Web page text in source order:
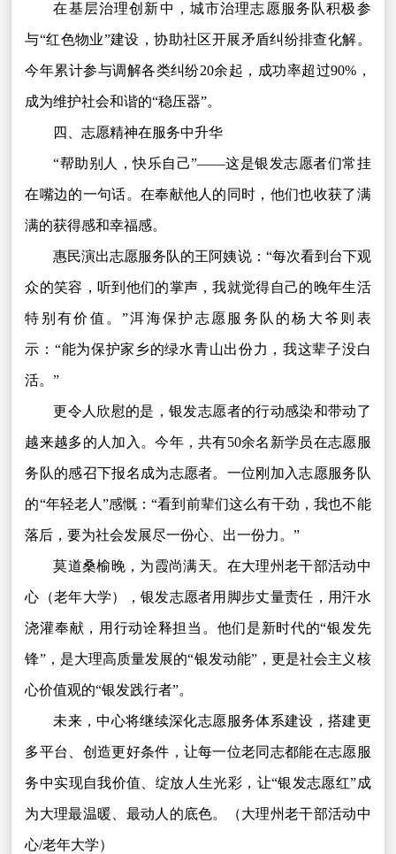
在基层治理创新中，城市治理志愿服务队积极参
与“红色物业”建设，协助社区开展矛盾纠纷排查化解。
今年累计参与调解各类纠纷20余起，成功率超过90%，
成为维护社会和谐的“稳压器”。
四、志愿精神在服务中升华
“帮助别人，快乐自己”——这是银发志愿者们常挂
在嘴边的一句话。在奉献他人的同时，他们也收获了满
满的获得感和幸福感。
惠民演出志愿服务队的王阿姨说：“每次看到台下观
众的笑容，听到他们的掌声，我就觉得自己的晚年生活
特别有价值。”洱海保护志愿服务队的杨大爷则表
示：“能为保护家乡的绿水青山出份力，我这辈子没白
活。”
更令人欣慰的是，银发志愿者的行动感染和带动了
越来越多的人加入。今年，共有50余名新学员在志愿服
务队的感召下报名成为志愿者。一位刚加入志愿服务队
的“年轻老人”感慨：“看到前辈们这么有干劲，我也不能
落后，要为社会发展尽一份心、出一份力。”
莫道桑榆晚，为霞尚满天。在大理州老干部活动中
心（老年大学），银发志愿者用脚步丈量责任，用汗水
浇灌奉献，用行动诠释担当。他们是新时代的“银发先
锋”，是大理高质量发展的“银发动能”，更是社会主义核
心价值观的“银发践行者”。
未来，中心将继续深化志愿服务体系建设，搭建更
多平台、创造更好条件，让每一位老同志都能在志愿服
务中实现自我价值、绽放人生光彩，让“银发志愿红”成
为大理最温暖、最动人的底色。（大理州老干部活动中
心/老年大学）